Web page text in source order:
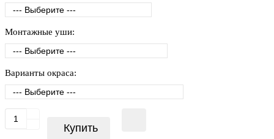
Монтажные уши:
Варианты окраса:
Купить